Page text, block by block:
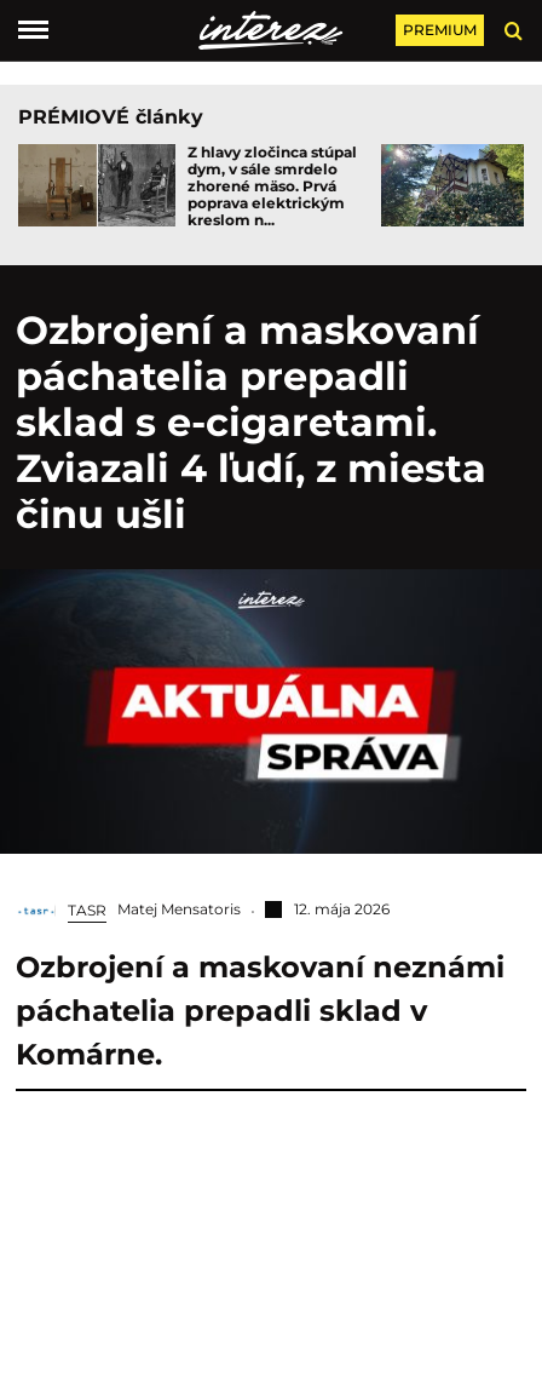
PREMIUM
PRÉMIOVÉ články
Z hlavy zločinca stúpal
dym, v sále smrdelo
zhorené mäso. Prvá
poprava elektrickým
kreslom n...
Ozbrojení a maskovaní
páchatelia prepadli
sklad s e-cigaretami.
Zviazali 4 ľudí, z miesta
činu ušli
TASR Matej Mensatoris 12. mája 2026
Ozbrojení a maskovaní neznámi
páchatelia prepadli sklad v
Komárne.